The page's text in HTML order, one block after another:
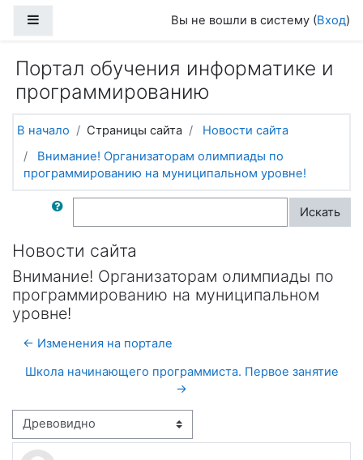
Вы не вошли в систему (Вход)
Портал обучения информатике и
программированию
В начало Страницы сайта
Новости сайта
Внимание! Организаторам олимпиады по
программированию на муниципальном уровне!
Поиск по форумам Искать
Новости сайта
Внимание! Организаторам олимпиады по
программированию на муниципальном
уровне!
← Изменения на портале
Школа начинающего программиста. Первое занятие
→
Режим отображения